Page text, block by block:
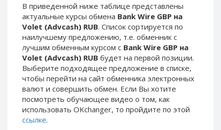
В приведенной ниже таблице представлены
актуальные курсы обмена Bank Wire GBP на
Volet (Advcash) RUB. Список сортируется по
наилучшему предложению, т.е. обменник с
лучшим обменным курсом с Bank Wire GBP на
Volet (Advcash) RUB будет на первой позиции.
Выберите подходящее предложение в списке,
чтобы перейти на сайт обменника электронных
валют и совершить обмен. Если Вы хотите
посмотреть обучающее видео о том, как
использовать OKchanger, то пройдите по этой
ссылке.
ЮMoney RUB
ЮMoney KZT
PayPal USD
PayPal EUR
PayPal GBP
PayPal CAD
PayPal AUD
PayPal RUB
PayPal CZK
ЮMoney RUB
ЮMoney KZT
PayPal USD
PayPal EUR
PayPal GBP
PayPal CAD
PayPal AUD
PayPal RUB